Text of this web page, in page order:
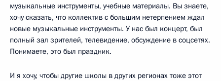
музыкальные инструменты, учебные материалы. Вы знаете,
хочу сказать, что коллектив с большим нетерпением ждал
новые музыкальные инструменты. У нас был концерт, был
полный зал зрителей, телевидение, обсуждение в соцсетях.
Понимаете, это был праздник.
И я хочу, чтобы другие школы в других регионах тоже этот